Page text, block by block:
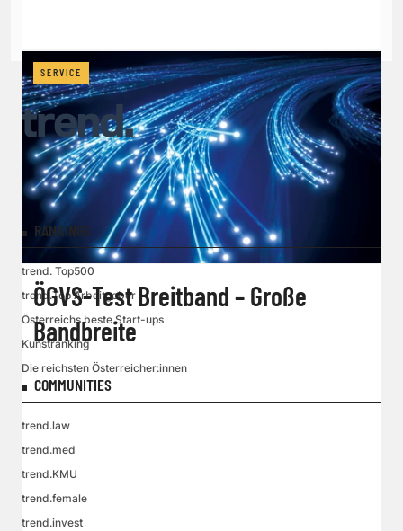
SERVICE
ÖGVS-Test Breitband – Große
Bandbreite
RANKINGS
trend. Top500
trend.Top Arbeitgeber
Österreichs beste Start-ups
Kunstranking
Die reichsten Österreicher:innen
COMMUNITIES
trend.law
trend.med
trend.KMU
trend.female
trend.invest